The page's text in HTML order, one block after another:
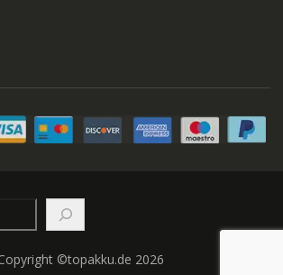
©topakku.de 2026